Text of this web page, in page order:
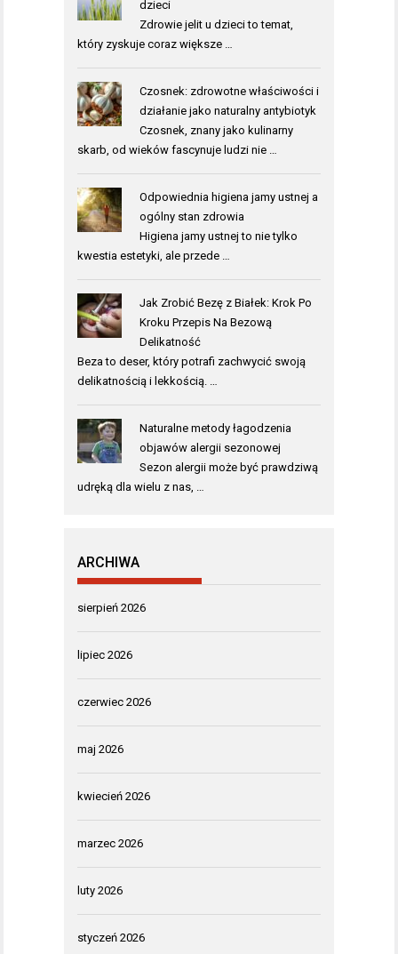
dzieci
Zdrowie jelit u dzieci to temat,
który zyskuje coraz większe …
Czosnek: zdrowotne właściwości i
działanie jako naturalny antybiotyk
Czosnek, znany jako kulinarny
skarb, od wieków fascynuje ludzi nie …
Odpowiednia higiena jamy ustnej a
ogólny stan zdrowia
Higiena jamy ustnej to nie tylko
kwestia estetyki, ale przede …
Jak Zrobić Bezę z Białek: Krok Po
Kroku Przepis Na Bezową
Delikatność
Beza to deser, który potrafi zachwycić swoją
delikatnością i lekkością. …
Naturalne metody łagodzenia
objawów alergii sezonowej
Sezon alergii może być prawdziwą
udręką dla wielu z nas, …
ARCHIWA
sierpień 2026
lipiec 2026
czerwiec 2026
maj 2026
kwiecień 2026
marzec 2026
luty 2026
styczeń 2026